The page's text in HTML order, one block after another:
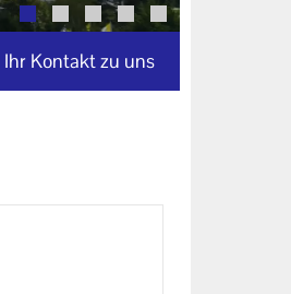
Ihr Kontakt zu uns